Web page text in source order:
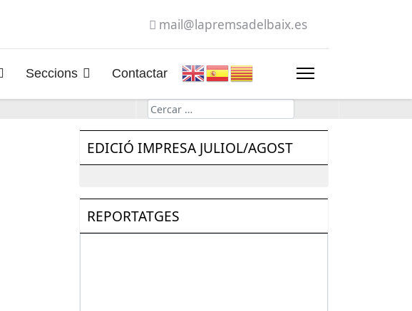
mail@lapremsadelbaix.es
Seccions Contactar
Cerca
EDICIÓ IMPRESA JULIOL/AGOST
REPORTATGES